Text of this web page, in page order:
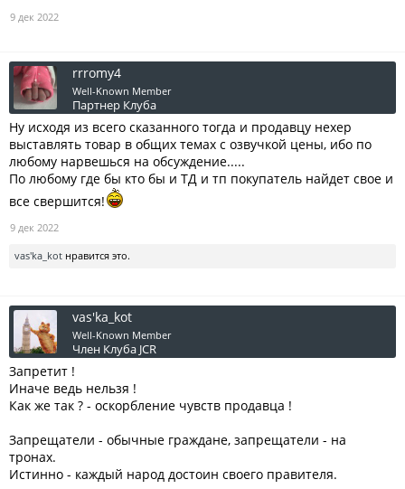
9 дек 2022
rrromy4
Well-Known Member
Партнер Клуба
Ну исходя из всего сказанного тогда и продавцу нехер
выставлять товар в общих темах с озвучкой цены, ибо по
любому нарвешься на обсуждение.....
По любому где бы кто бы и ТД и тп покупатель найдет свое и
все свершится!
9 дек 2022
vas'ka_kot нравится это.
vas'ka_kot
Well-Known Member
Член Клуба JCR
Запретит !
Иначе ведь нельзя !
Как же так ? - оскорбление чувств продавца !
Запрещатели - обычные граждане, запрещатели - на
тронах.
Истинно - каждый народ достоин своего правителя.